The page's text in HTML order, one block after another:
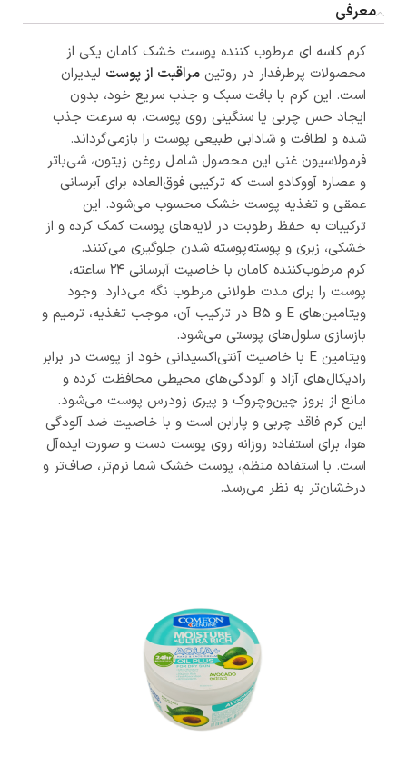
معرفی
کرم کاسه ای مرطوب کننده پوست خشک کامان یکی از
محصولات پرطرفدار در روتین مراقبت از پوست لیدیران
است. این کرم با بافت سبک و جذب سریع خود، بدون
ایجاد حس چربی یا سنگینی روی پوست، به سرعت جذب
شده و لطافت و شادابی طبیعی پوست را بازمی‌گرداند.
فرمولاسیون غنی این محصول شامل روغن زیتون، شی‌باتر
و عصاره آووکادو است که ترکیبی فوق‌العاده برای آبرسانی
عمقی و تغذیه پوست خشک محسوب می‌شود. این
ترکیبات به حفظ رطوبت در لایه‌های پوست کمک کرده و از
خشکی، زبری و پوسته‌پوسته شدن جلوگیری می‌کنند.
کرم مرطوب‌کننده کامان با خاصیت آبرسانی ۲۴ ساعته،
پوست را برای مدت طولانی مرطوب نگه می‌دارد. وجود
ویتامین‌های E و B5 در ترکیب آن، موجب تغذیه، ترمیم و
بازسازی سلول‌های پوستی می‌شود.
ویتامین E با خاصیت آنتی‌اکسیدانی خود از پوست در برابر
رادیکال‌های آزاد و آلودگی‌های محیطی محافظت کرده و
مانع از بروز چین‌وچروک و پیری زودرس پوست می‌شود.
این کرم فاقد چربی و پارابن است و با خاصیت ضد آلودگی
هوا، برای استفاده روزانه روی پوست دست و صورت ایده‌آل
است. با استفاده منظم، پوست خشک شما نرم‌تر، صاف‌تر و
درخشان‌تر به نظر می‌رسد.